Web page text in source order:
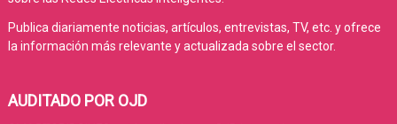
Publica diariamente noticias, artículos, entrevistas, TV, etc. y ofrece
la información más relevante y actualizada sobre el sector.
AUDITADO POR OJD